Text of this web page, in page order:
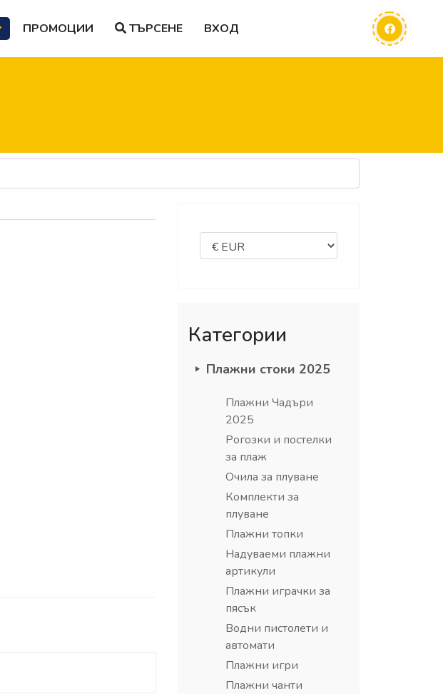
ПРОМОЦИИ ТЪРСЕНЕ ВХОД
Категории
Плажни стоки 2025
Плажни Чадъри
2025
Рогозки и постелки
за плаж
Очила за плуване
Комплекти за
плуване
Плажни топки
Надуваеми плажни
артикули
Плажни играчки за
пясък
Водни пистолети и
автомати
Плажни игри
Плажни чанти